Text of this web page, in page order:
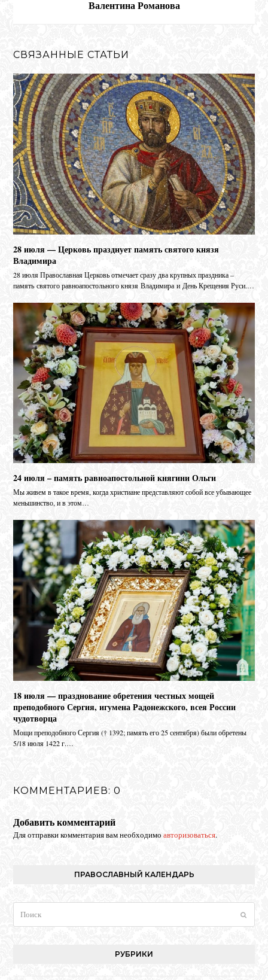
Валентина Романова
СВЯЗАННЫЕ СТАТЬИ
28 июля — Церковь празднует память святого князя
Владимира
28 июля Православная Церковь отмечает сразу два крупных праздника –
память святого равноапостольного князя Владимира и День Крещения Руси.…
24 июля – память равноапостольной княгини Ольги
Мы живем в такое время, когда христиане представляют собой все убывающее
меньшинство, и в этом…
18 июля — празднование обретения честных мощей
преподобного Сергия, игумена Радонежского, всея России
чудотворца
Мо­щи пре­по­доб­но­го Сер­гия († 1392; па­мять его 25 сен­тяб­ря) бы­ли об­ре­те­ны
5/18 июля 1422 г.…
КОММЕНТАРИЕВ: 0
Добавить комментарий
Для отправки комментария вам необходимоавторизоваться.
ПРАВОСЛАВНЫЙ КАЛЕНДАРЬ
РУБРИКИ